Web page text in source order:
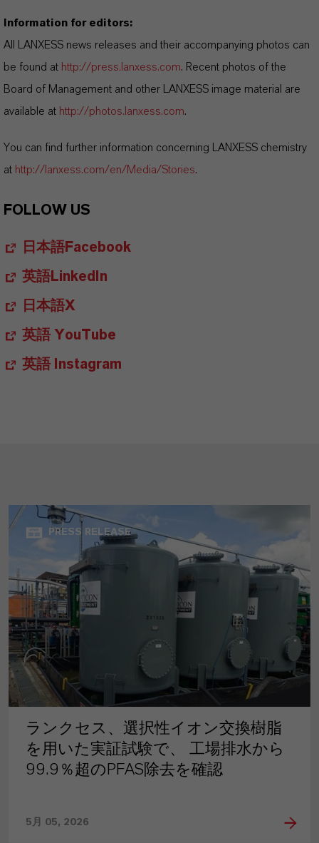
Information for editors:
All LANXESS news releases and their accompanying photos can
be found at http://press.lanxess.com. Recent photos of the
Board of Management and other LANXESS image material are
available at http://photos.lanxess.com.
You can find further information concerning LANXESS chemistry
at http://lanxess.com/en/Media/Stories.
FOLLOW US
日本語Facebook
英語LinkedIn
日本語X
英語 YouTube
英語 Instagram
PRESS RELEASE
ランクセス、選択性イオン交換樹脂
を用いた実証試験で、 工場排水から
99.9％超のPFAS除去を確認
5月 05, 2026